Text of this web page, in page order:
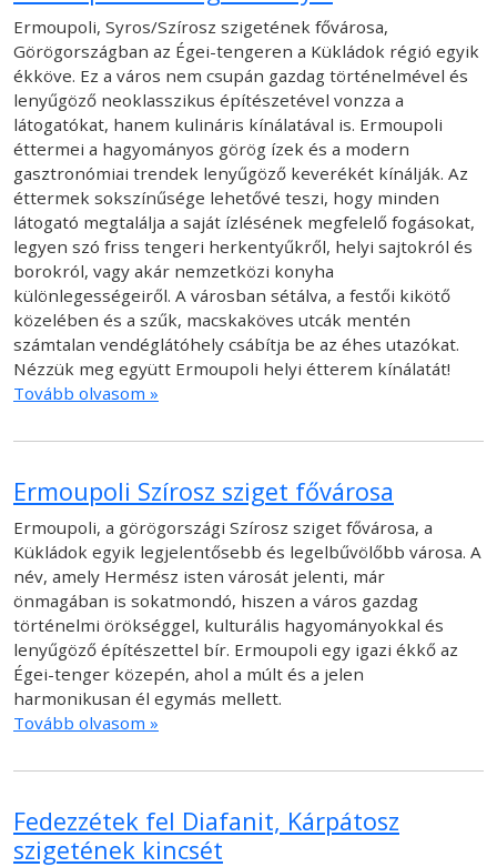
Ermoupoli, Syros/Szírosz szigetének fővárosa,
Görögországban az Égei-tengeren a Kükládok régió egyik
ékköve. Ez a város nem csupán gazdag történelmével és
lenyűgöző neoklasszikus építészetével vonzza a
látogatókat, hanem kulináris kínálatával is. Ermoupoli
éttermei a hagyományos görög ízek és a modern
gasztronómiai trendek lenyűgöző keverékét kínálják. Az
éttermek sokszínűsége lehetővé teszi, hogy minden
látogató megtalálja a saját ízlésének megfelelő fogásokat,
legyen szó friss tengeri herkentyűkről, helyi sajtokról és
borokról, vagy akár nemzetközi konyha
különlegességeiről. A városban sétálva, a festői kikötő
közelében és a szűk, macskaköves utcák mentén
számtalan vendéglátóhely csábítja be az éhes utazókat.
Nézzük meg együtt Ermoupoli helyi étterem kínálatát!
Tovább olvasom »
Ermoupoli Szírosz sziget fővárosa
Ermoupoli, a görögországi Szírosz sziget fővárosa, a
Kükládok egyik legjelentősebb és legelbűvölőbb városa. A
név, amely Hermész isten városát jelenti, már
önmagában is sokatmondó, hiszen a város gazdag
történelmi örökséggel, kulturális hagyományokkal és
lenyűgöző építészettel bír. Ermoupoli egy igazi ékkő az
Égei-tenger közepén, ahol a múlt és a jelen
harmonikusan él egymás mellett.
Tovább olvasom »
Fedezzétek fel Diafanit, Kárpátosz
szigetének kincsét